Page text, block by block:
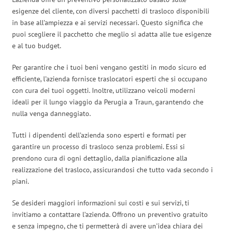
esigenze del cliente, con diversi pacchetti di trasloco disponibili
in base all’ampiezza e ai servizi necessari. Questo significa che
puoi scegliere il pacchetto che meglio si adatta alle tue esigenze
e al tuo budget.
Per garantire che i tuoi beni vengano gestiti in modo sicuro ed
efficiente, l’azienda fornisce traslocatori esperti che si occupano
con cura dei tuoi oggetti. Inoltre, utilizzano veicoli moderni
ideali per il lungo viaggio da Perugia a Traun, garantendo che
nulla venga danneggiato.
Tutti i dipendenti dell’azienda sono esperti e formati per
garantire un processo di trasloco senza problemi. Essi si
prendono cura di ogni dettaglio, dalla pianificazione alla
realizzazione del trasloco, assicurandosi che tutto vada secondo i
piani.
Se desideri maggiori informazioni sui costi e sui servizi, ti
invitiamo a contattare l’azienda. Offrono un preventivo gratuito
e senza impegno, che ti permetterà di avere un’idea chiara dei